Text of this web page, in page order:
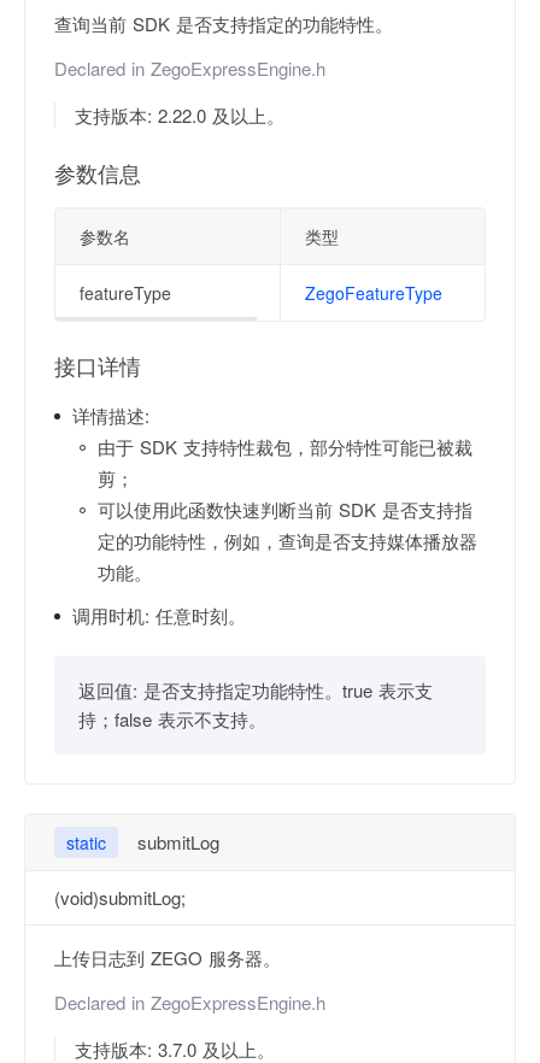
查询当前 SDK 是否支持指定的功能特性。
Declared in ZegoExpressEngine.h
支持版本: 2.22.0 及以上。
参数信息
参数名 类型
featureType ZegoFeatureType
接口详情
详情描述:
由于 SDK 支持特性裁包，部分特性可能已被裁
剪；
可以使用此函数快速判断当前 SDK 是否支持指
定的功能特性，例如，查询是否支持媒体播放器
功能。
调用时机: 任意时刻。
返回值: 是否支持指定功能特性。true 表示支
持；false 表示不支持。
static submitLog
(void)submitLog;
上传日志到 ZEGO 服务器。
Declared in ZegoExpressEngine.h
支持版本: 3.7.0 及以上。